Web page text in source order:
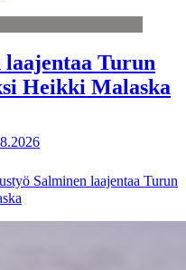
laajentaa Turun
Heikki Malaska
Salminen laajentaa Turun